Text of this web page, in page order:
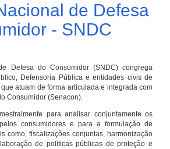
de Defesa
- SNDC
Defesa do Consumidor (SNDC) congrega
Defensoria Pública e entidades civis de
atuam de forma articulada e integrada com
Consumidor (Senacon).
para analisar conjuntamente os
consumidores e para a formulação de
como, fiscalizações conjuntas, harmonização
de políticas públicas de proteção e